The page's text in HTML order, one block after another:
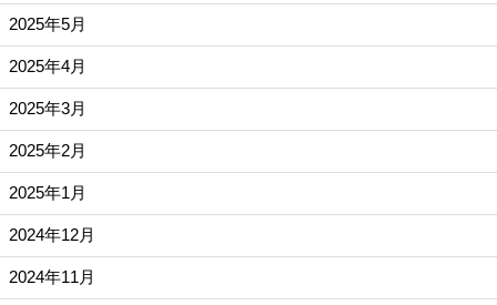
2025年5月
2025年4月
2025年3月
2025年2月
2025年1月
2024年12月
2024年11月